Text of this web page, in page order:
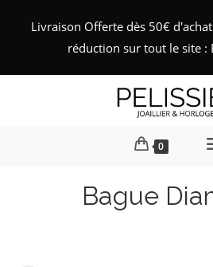
Livraison Offerte dès 50€
réduction sur tout le site :
0
Bague